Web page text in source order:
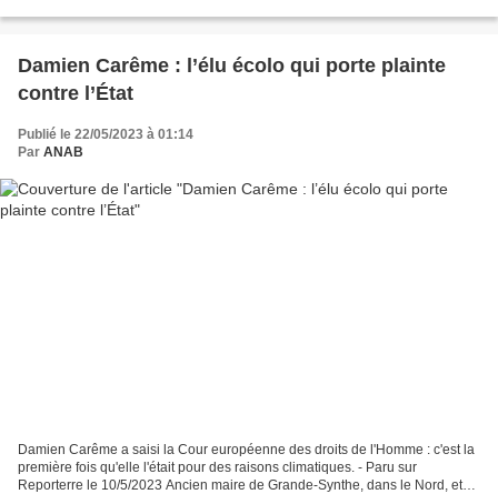
Damien Carême : l’élu écolo qui porte plainte
contre l’État
Publié le 22/05/2023 à 01:14
Par ANAB
Damien Carême a saisi la Cour européenne des droits de l'Homme : c'est la
première fois qu'elle l'était pour des raisons climatiques. - Paru sur
Reporterre le 10/5/2023 Ancien maire de Grande-Synthe, dans le Nord, et